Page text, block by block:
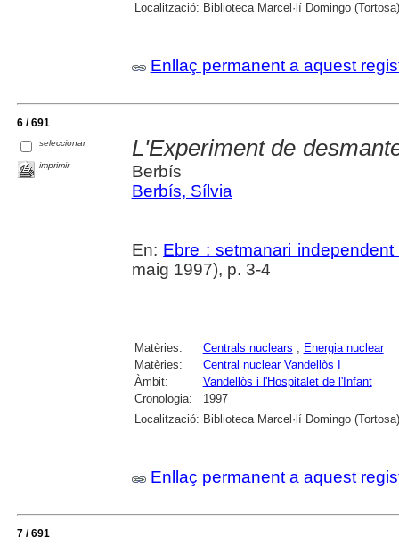
Localització: Biblioteca Marcel·lí Domingo (Tortosa)
Enllaç permanent a aquest
6 / 691
seleccionar
imprimir
L'Experiment de
Berbís
Berbís, Sílvia
En: Ebre : setmanari
maig 1997), p. 3-4
Matèries: Centrals nuclears ; Energia nuclear
Matèries:
Central nuclear Vandellòs I
Àmbit:
Vandellòs i l'Hospitalet de l'Infant
Cronologia:
1997
Localització: Biblioteca Marcel·lí Domingo (Tortosa)
Enllaç permanent a aquest
7 / 691